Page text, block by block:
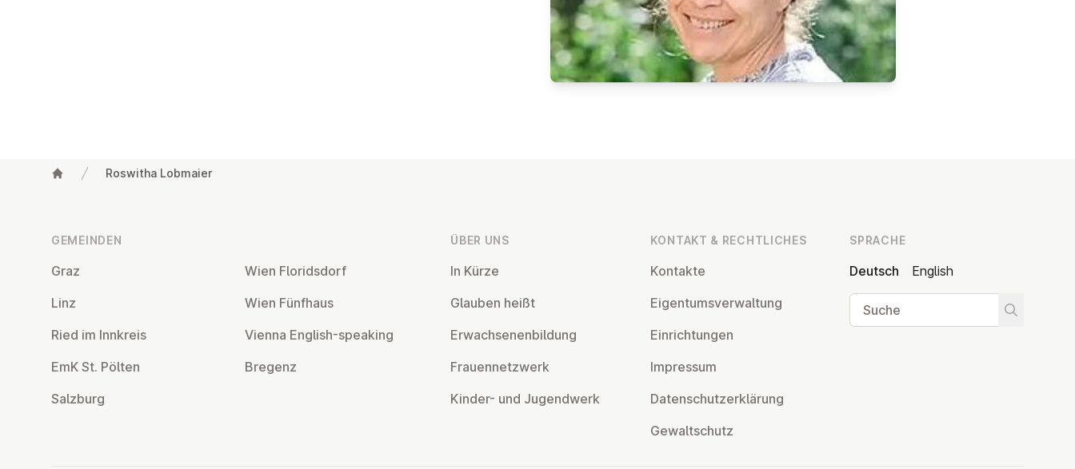
Roswitha Lobmaier
GEMEINDEN
Graz
Linz
Ried im Innkreis
EmK St. Pölten
Salzburg
Wien Flo­rids­dorf
Wien Fünfhaus
Vienna English-speaking
Bregenz
ÜBER UNS
In Kürze
Glauben heißt
Er­wach­se­nen­bil­dung
Frau­en­netz­werk
Kinder- und Ju­gend­werk
KONTAKT & RECHT­LI­CHES
Kontakte
Ei­gen­tums­ver­wal­tung
Ein­rich­tun­gen
Impressum
Da­ten­schutz­er­klä­rung
Ge­walt­schutz
SPRACHE
Deutsch
English
Suche
Suche